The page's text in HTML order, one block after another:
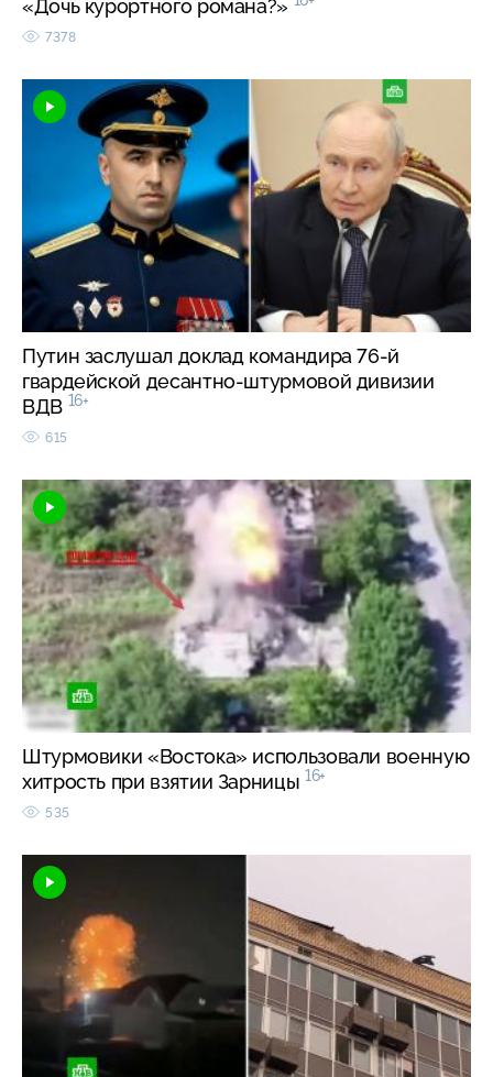
«Дочь курортного романа?»
7378
Путин заслушал доклад командира 76-й
гвардейской десантно-штурмовой дивизии
ВДВ 16+
615
Штурмовики «Востока» использовали военную
хитрость при взятии Зарницы 16+
535